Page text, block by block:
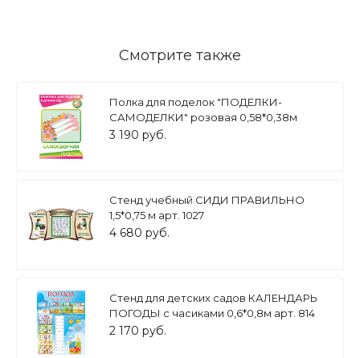
Смотрите также
Полка для поделок "ПОДЕЛКИ-
САМОДЕЛКИ" розовая 0,58*0,38м
арт.П570
3 190 руб.
Стенд учебный СИДИ ПРАВИЛЬНО
1,5*0,75 м арт. 1027
4 680 руб.
Стенд для детских садов КАЛЕНДАРЬ
ПОГОДЫ с часиками 0,6*0,8м арт. 814
2 170 руб.